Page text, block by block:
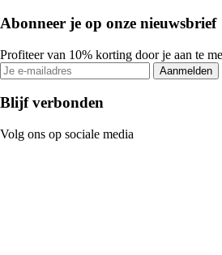
Abonneer je op onze nieuwsbrief
Profiteer van 10% korting door je aan te
Aanmelden
Blijf verbonden
Volg ons op sociale media